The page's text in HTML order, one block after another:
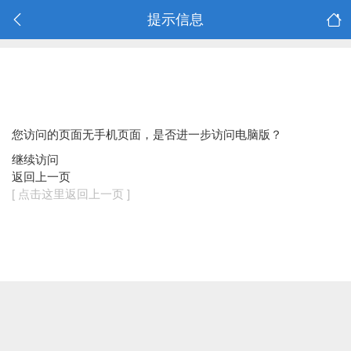
提示信息
您访问的页面无手机页面，是否进一步访问电脑版？
继续访问
返回上一页
[ 点击这里返回上一页 ]